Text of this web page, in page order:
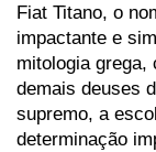
Fiat Titano, o
impactante e
mitologia grega,
demais deuses
supremo, a
determinação